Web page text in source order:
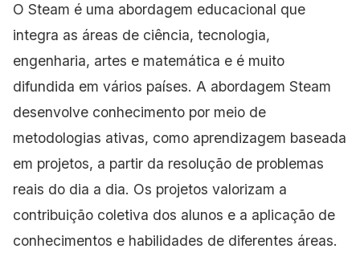
O Steam é uma abordagem educacional que
integra as áreas de ciência, tecnologia,
engenharia, artes e matemática e é muito
difundida em vários países. A abordagem Steam
desenvolve conhecimento por meio de
metodologias ativas, como aprendizagem baseada
em projetos, a partir da resolução de problemas
reais do dia a dia. Os projetos valorizam a
contribuição coletiva dos alunos e a aplicação de
conhecimentos e habilidades de diferentes áreas.